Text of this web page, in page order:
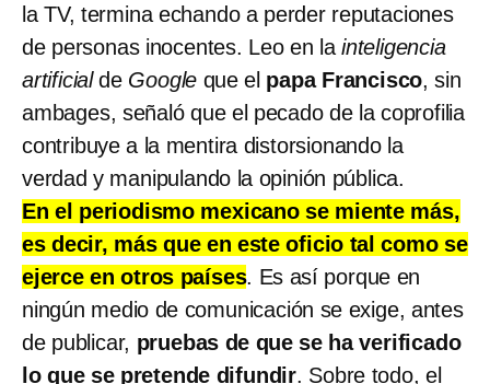
la TV, termina echando a perder reputaciones
de personas inocentes. Leo en la inteligencia
artificialde Google que el papa Francisco, sin
ambages, señaló que el pecado de la coprofilia
contribuye a la mentira distorsionando la
verdad y manipulando la opinión pública.
En el periodismo mexicano se miente más,
es decir, más que en este oficio tal como se
ejerce en otros países. Es así porque en
ningún medio de comunicación se exige, antes
de publicar, pruebas de que se ha verificado
lo que se pretende difundir. Sobre todo, el